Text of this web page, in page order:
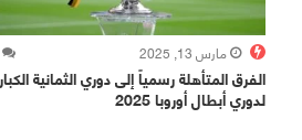
مارس 13, 2025
الفرق المتأهلة رسمياً إلى دوري الثمانية
لدوري أبطال أوروبا 2025